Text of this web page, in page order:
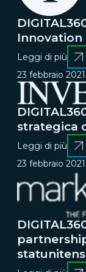
Innovation
Leggi di più
23 febbraio 2021
strategica
Leggi di più
23 febbraio 2021